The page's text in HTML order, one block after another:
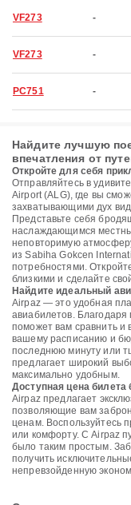
VF273 -
VF273 -
PC751 -
Найдите лучшую
впечатления от
Откройте для себя
Отправляйтесь в
Airport (ALG), где вы
захватывающими дух
Представьте себя
наслаждающимся
неповторимую
из Sabiha Gokcen
потребностями.
близкими и сделайте
Найдите идеальный
Airpaz — это удобная
авиабилетов.
поможет вам сравнить и
вашему расписанию и
последнюю минуту или
предлагает широкий
максимально удобным.
Доступная цена билета
Airpaz предлагает
позволяющие вам
ценам. Воспользуйтесь
или комфорту. С Airpaz
было таким простым.
получить
непревзойденную